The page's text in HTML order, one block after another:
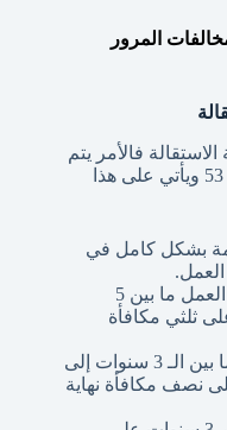
المرور
فالأمر يتم
وفقًا لقانون العمل في دولة الكويت رقم 53 ويأتي على هذا
بشكل كامل في
في حال كانت خدمة الموظف في العمل ما بين 5
على ثلثي مكافأة
أما إذا كنت المدة الخاصة بالعمل ما بين الـ 3 سنوات إلى
نصف مكافأة نهاية